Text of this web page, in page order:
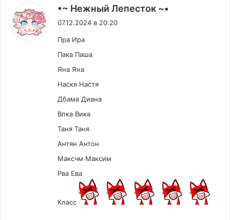
•~ Нежный Лепесток ~•
07.12.2024 в 20:20
Пра Ира
Пака Паша
Яна Яна
Наскя Настя
Дбама Диана
Впка Вика
Таня Таня
Антян Антон
Максчм Максим
Рва Ева
Класс